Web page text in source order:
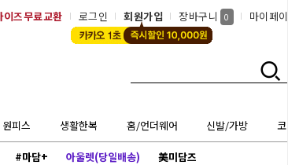
이즈무료교환 로그인 회원가입 장바구니 0 마이페
원피스 생활한복 홈/언더웨어 신발/가방
#마담+ 아울렛(당일배송) 美미담즈